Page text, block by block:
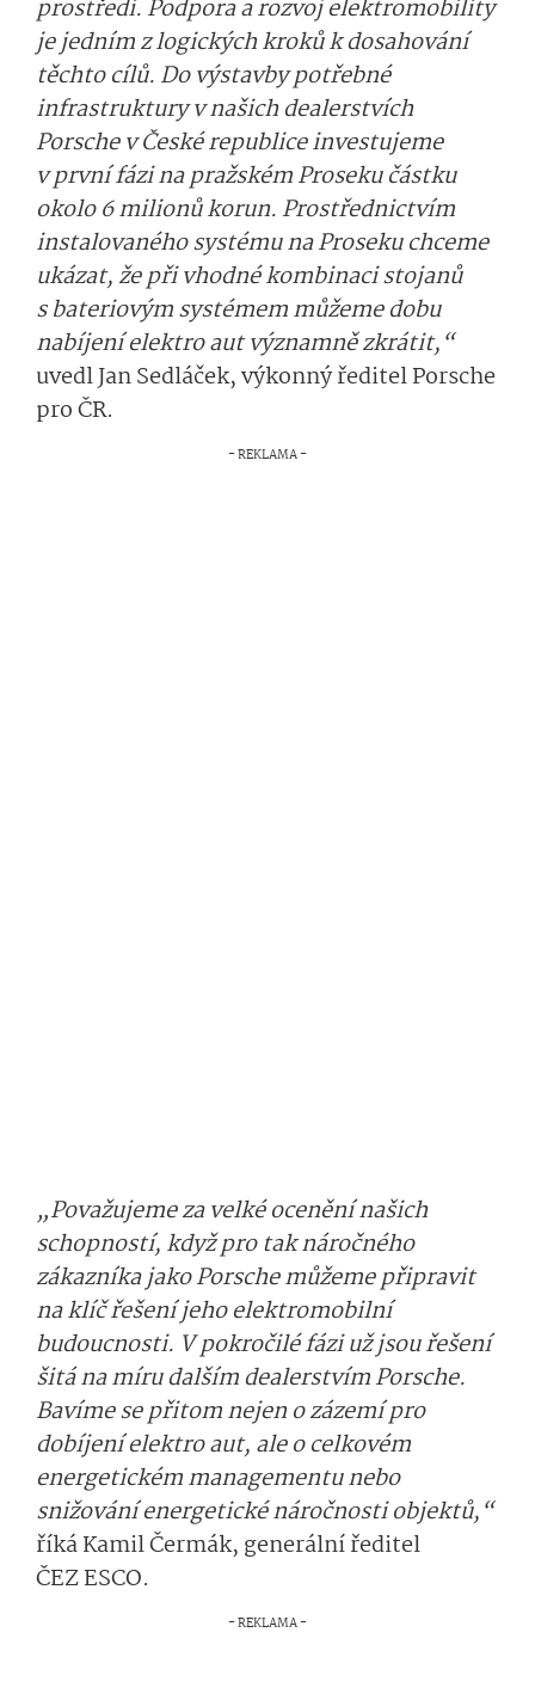
prostředí. Podpora a rozvoj elektromobility
je jedním z logických kroků k dosahování
těchto cílů. Do výstavby potřebné
infrastruktury v našich dealerstvích
Porsche v České republice investujeme
v první fázi na pražském Proseku částku
okolo 6 milionů korun. Prostřednictvím
instalovaného systému na Proseku chceme
ukázat, že při vhodné kombinaci stojanů
s bateriovým systémem můžeme dobu
nabíjení elektro aut významně zkrátit,“
uvedl Jan Sedláček, výkonný ředitel Porsche
pro ČR.
„Považujeme za velké ocenění našich
schopností, když pro tak náročného
zákazníka jako Porsche můžeme připravit
na klíč řešení jeho elektromobilní
budoucnosti. V pokročilé fázi už jsou řešení
šitá na míru dalším dealerstvím Porsche.
Bavíme se přitom nejen o zázemí pro
dobíjení elektro aut, ale o celkovém
energetickém managementu nebo
snižování energetické náročnosti objektů,“
říká Kamil Čermák, generální ředitel
ČEZ ESCO.